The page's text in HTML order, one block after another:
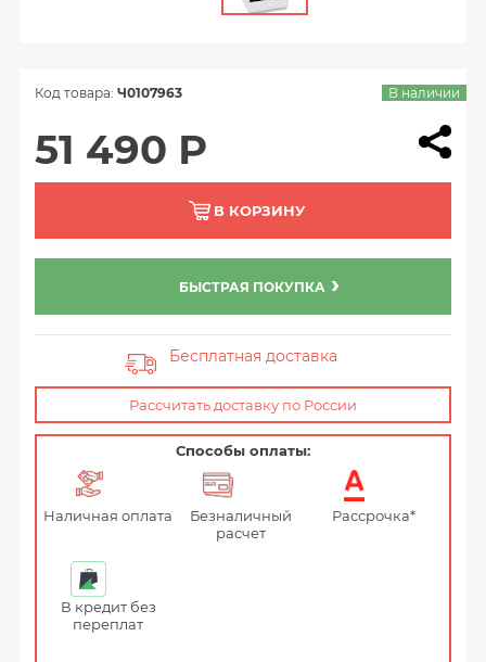
Код товара: Ч0107963 В наличии
51 490 Р
В КОРЗИНУ
БЫСТРАЯ ПОКУПКА
Бесплатная доставка
Рассчитать доставку по России
Способы оплаты:
Наличная оплата
Безналичный
расчет
Рассрочка*
В кредит без
переплат